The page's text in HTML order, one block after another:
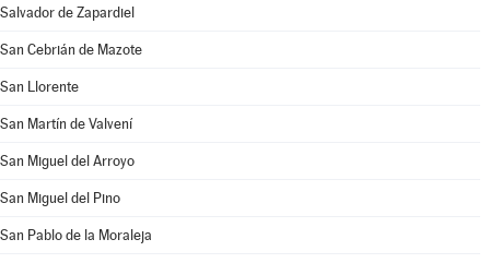
Salvador de Zapardiel
San Cebrián de Mazote
San Llorente
San Martín de Valvení
San Miguel del Arroyo
San Miguel del Pino
San Pablo de la Moraleja